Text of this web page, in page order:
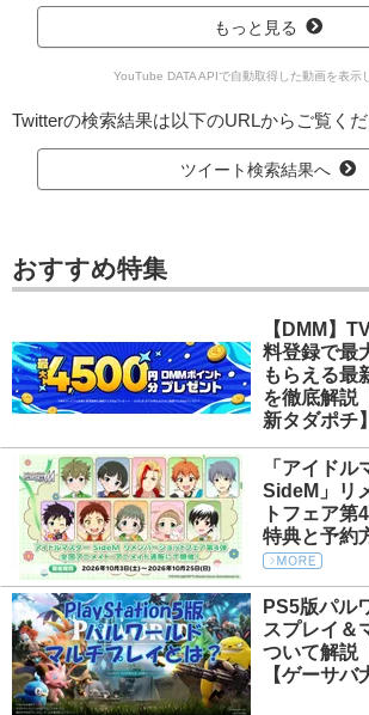
もっと見る
YouTube DATA APIで自動取得した動画を表示
Twitterの検索結果は以下のURLからご覧くだ
ツイート検索結果へ
おすすめ特集
【DMM】
料登録で最
もらえる最
を徹底解説
新タダポチ】
「アイドル
SideM」リ
トフェア第
特典と予約
PS5版パル
スプレイ＆
ついて解説
【ゲーサバ